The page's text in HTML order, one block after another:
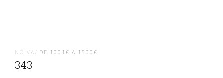
NOIVA/ DE 1001€ A 1500€
343